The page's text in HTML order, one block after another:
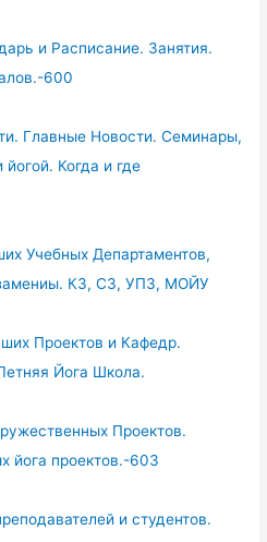
и Расписание. Занятия.
600
Главные Новости. Семинары,
йогой. Когда и где
Учебных Департаментов,
КЗ, СЗ, УПЗ, МОЙУ
Проектов и Кафедр.
Йога Школа.
Проектов.
йога проектов.-603
и студентов.